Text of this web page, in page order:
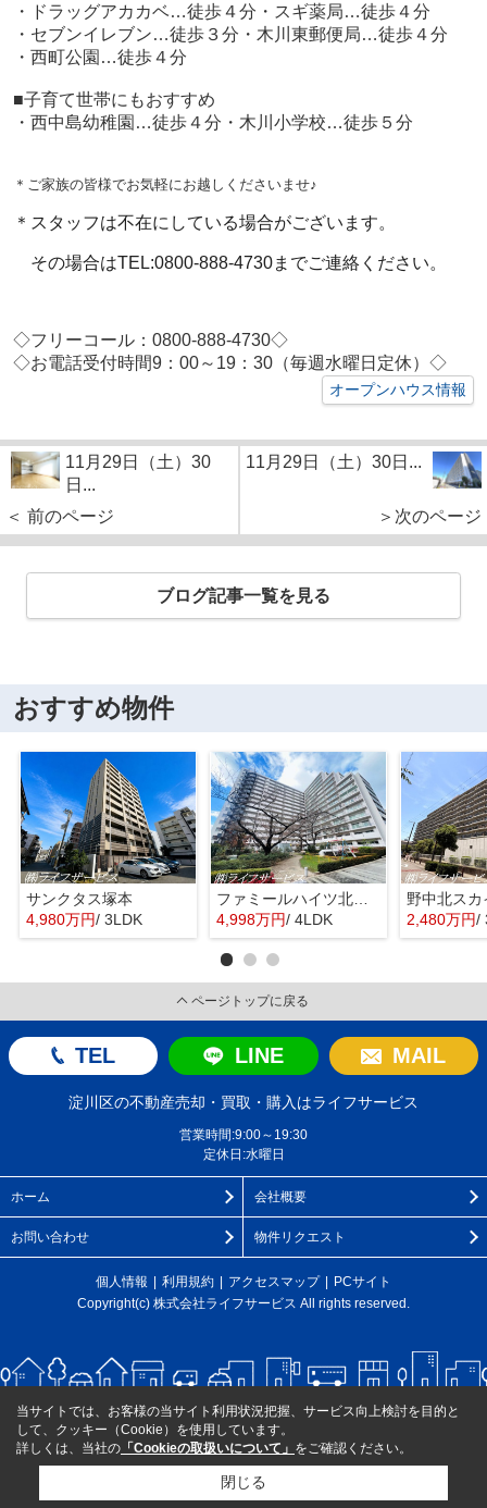
・ドラッグアカカベ…徒歩４分・スギ薬局…徒歩４分
・セブンイレブン…徒歩３分・木川東郵便局…徒歩４分
・西町公園…徒歩４分
■子育て世帯にもおすすめ
・西中島幼稚園…徒歩４分・木川小学校…徒歩５分
＊ご家族の皆様でお気軽にお越しくださいませ♪
＊スタッフは不在にしている場合がございます。
その場合はTEL:0800-888-4730までご連絡ください。
◇フリーコール：0800-888-4730◇
◇お電話受付時間9：00～19：30（毎週水曜日定休）◇
オープンハウス情報
11月29日（土）30
日...
＜ 前のページ
11月29日（土）30日...
＞次のページ
ブログ記事一覧を見る
おすすめ物件
サンクタス塚本
4,980万円/ 3LDK
ファミールハイツ北大阪４号棟
4,998万円/ 4LDK
野中北スカ
2,480万円/
ページトップに戻る
TEL LINE MAIL
淀川区の不動産売却・買取・購入はライフサービス
営業時間:9:00～19:30
定休日:水曜日
ホーム 会社概要
お問い合わせ 物件リクエスト
個人情報 利用規約 アクセスマップ
PCサイト
Copyright(c) 株式会社ライフサービス All rights reserved.
当サイトでは、お客様の当サイト利用状況把握、サービス向上検討を目的と
して、クッキー（Cookie）を使用しています。
詳しくは、当社の 「Cookieの取扱いについて」 をご確認ください。
閉じる